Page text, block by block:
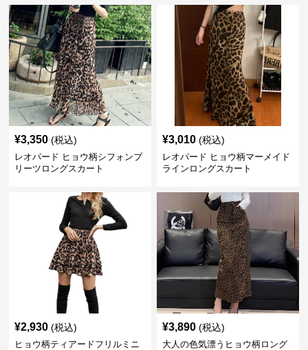
¥3,350 (税込)
レオパード ヒョウ柄シフォンプ
リーツロングスカート
¥3,010 (税込)
レオパード ヒョウ柄マーメイド
ラインロングスカート
¥2,930 (税込)
ヒョウ柄ティアードフリルミニ
¥3,890 (税込)
大人の色気漂うヒョウ柄ロング